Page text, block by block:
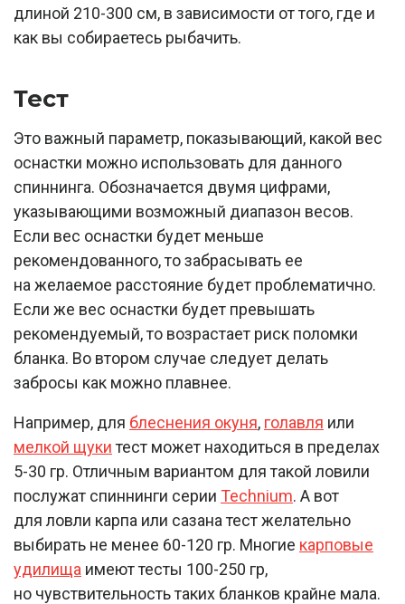
длиной 210-300 см, в зависимости от того, где и
как вы собираетесь рыбачить.
Тест
Это важный параметр, показывающий, какой вес
оснастки можно использовать для данного
спиннинга. Обозначается двумя цифрами,
указывающими возможный диапазон весов.
Если вес оснастки будет меньше
рекомендованного, то забрасывать ее
на желаемое расстояние будет проблематично.
Если же вес оснастки будет превышать
рекомендуемый, то возрастает риск поломки
бланка. Во втором случае следует делать
забросы как можно плавнее.
Например, для блеснения окуня, голавля или
мелкой щукитест может находиться в пределах
5-30 гр. Отличным вариантом для такой ловили
послужат спиннинги серии Technium. А вот
для ловли карпа или сазана тест желательно
выбирать не менее 60-120 гр. Многие карповые
удилища имеют тесты 100-250 гр,
но чувствительность таких бланков крайне мала.